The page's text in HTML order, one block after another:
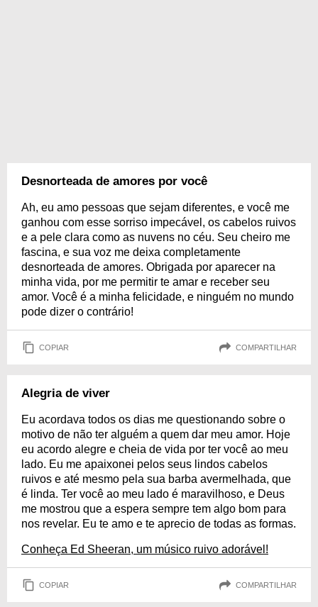
Desnorteada de amores por você
Ah, eu amo pessoas que sejam diferentes, e você me
ganhou com esse sorriso impecável, os cabelos ruivos
e a pele clara como as nuvens no céu. Seu cheiro me
fascina, e sua voz me deixa completamente
desnorteada de amores. Obrigada por aparecer na
minha vida, por me permitir te amar e receber seu
amor. Você é a minha felicidade, e ninguém no mundo
pode dizer o contrário!
COPIAR COMPARTILHAR
Alegria de viver
Eu acordava todos os dias me questionando sobre o
motivo de não ter alguém a quem dar meu amor. Hoje
eu acordo alegre e cheia de vida por ter você ao meu
lado. Eu me apaixonei pelos seus lindos cabelos
ruivos e até mesmo pela sua barba avermelhada, que
é linda. Ter você ao meu lado é maravilhoso, e Deus
me mostrou que a espera sempre tem algo bom para
nos revelar. Eu te amo e te aprecio de todas as formas.
Conheça Ed Sheeran, um músico ruivo adorável!
COPIAR COMPARTILHAR